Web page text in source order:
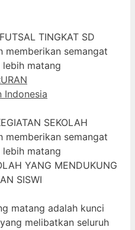
TINGKAT SD
memberikan semangat
matang
Indonesia
SEKOLAH
memberikan semangat
matang
YANG MENDUKUNG
SISWI
matang adalah kunci
melibatkan seluruh